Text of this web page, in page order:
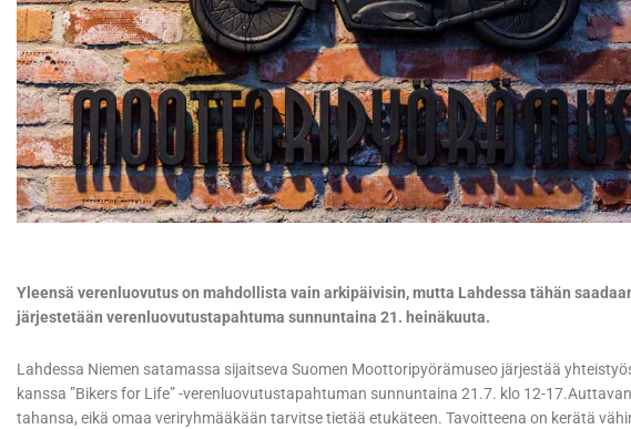
Yleensä verenluovutus on mahdollista vain arkipäivisin, mutta Lahdessa tähän
järjestetään verenluovutustapahtuma sunnuntaina 21. heinäkuuta.
Lahdessa Niemen satamassa sijaitseva Suomen Moottoripyörämuseo järjestää
kanssa ”Bikers for Life” -verenluovutustapahtuman sunnuntaina 21.7. klo 12-
tahansa, eikä omaa veriryhmääkään tarvitse tietää etukäteen. Tavoitteena on kerätä